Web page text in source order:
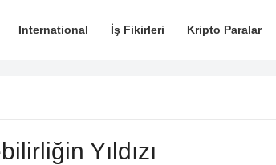
International İş Fikirleri Kripto Paralar
Yıldızı